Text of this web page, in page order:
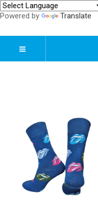
Powered by Translate